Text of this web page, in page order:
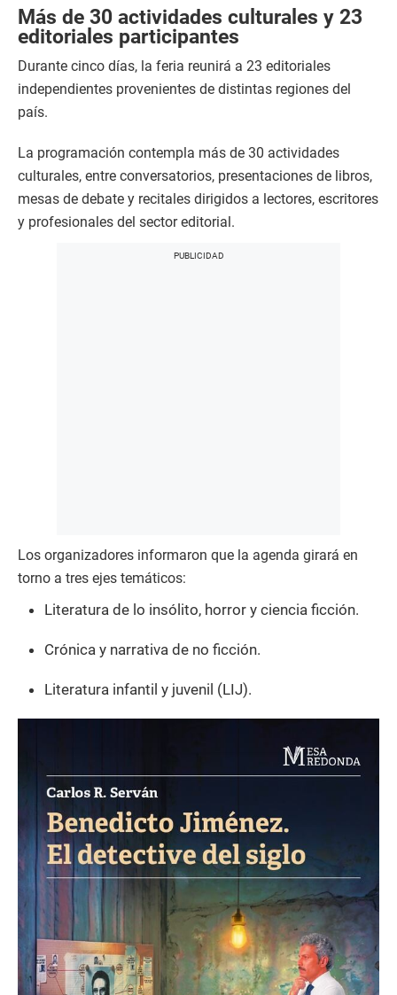
Más de 30 actividades culturales y 23
editoriales participantes
Durante cinco días, la feria reunirá a 23 editoriales
independientes provenientes de distintas regiones del
país.
La programación contempla más de 30 actividades
culturales, entre conversatorios, presentaciones de libros,
mesas de debate y recitales dirigidos a lectores, escritores
y profesionales del sector editorial.
Los organizadores informaron que la agenda girará en
torno a tres ejes temáticos:
Literatura de lo insólito, horror y ciencia ficción.
Crónica y narrativa de no ficción.
Literatura infantil y juvenil (LIJ).